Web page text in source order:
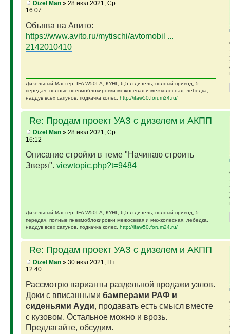
Dizel Man» 28 июл 2021, Ср
16:07
Объява на Авито:
https://www.avito.ru/mytischi/avtomobil ...
2142010410
Дизельный Мастер. IFA W50LA, КУНГ, 6,5 л дизель, полный привод, 5
передач, полные пневмоблокировки межосевая и межколесная, лебедка,
наддув всех сапунов, подкачка колес. http://ifaw50.forum24.ru/
Re: Продам проект УАЗ с дизелем и АКПП
Dizel Man» 28 июл 2021, Ср
16:12
Описание стройки в теме "Начинаю строить
Зверя". viewtopic.php?t=9484
Дизельный Мастер. IFA W50LA, КУНГ, 6,5 л дизель, полный привод, 5
передач, полные пневмоблокировки межосевая и межколесная, лебедка,
наддув всех сапунов, подкачка колес. http://ifaw50.forum24.ru/
Re: Продам проект УАЗ с дизелем и АКПП
Dizel Man» 30 июл 2021, Пт
12:40
Рассмотрю варианты раздельной продажи узлов.
Доки с вписанными бамперами РАФ и
сиденьями Ауди, продавать есть смысл вместе
с кузовом. Остальное можно и врозь.
Предлагайте, обсудим.